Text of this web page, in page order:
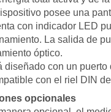
posee una
con indicador LED
La salida de
óptico.
diseñado con un
con el riel DIN
opcionales